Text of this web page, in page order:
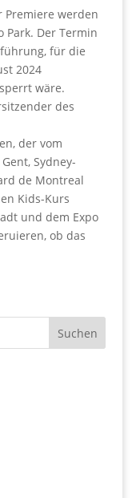
Premiere werden
Park. Der Termin
für die
2024
wäre.
des
der vom
Sydney-
de Montreal
Kids-Kurs
und dem Expo
ob das